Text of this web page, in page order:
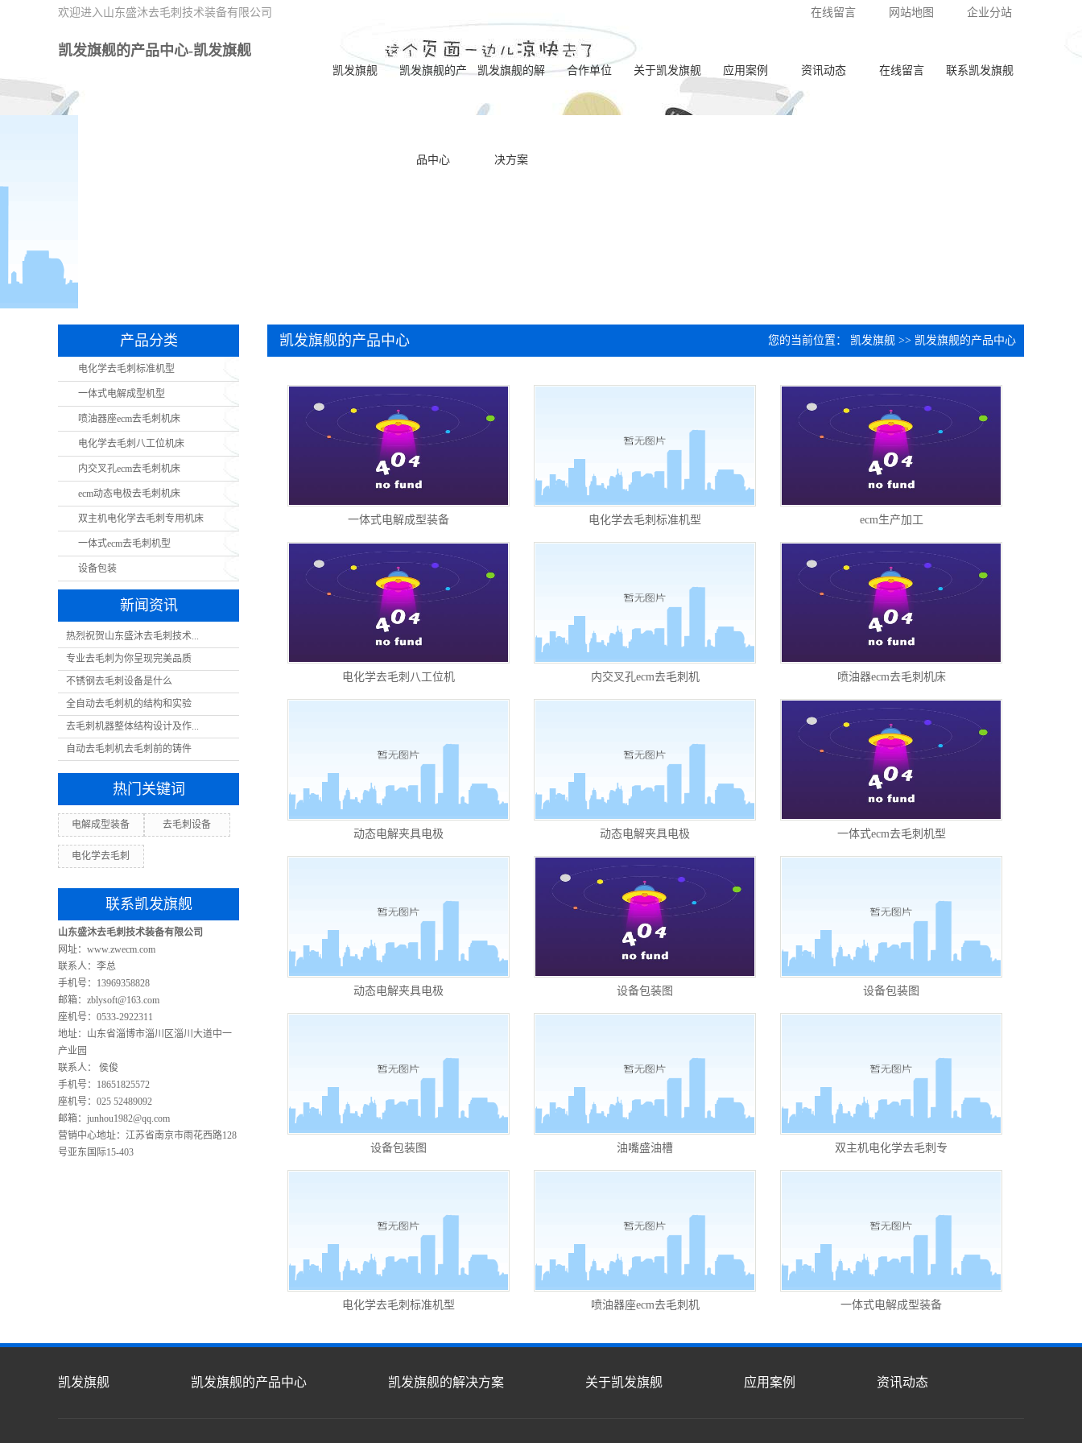
在线留言 网站地图 企业分站
欢迎进入山东盛沐去毛刺技术装备有限公司
凯发旗舰的产品中心-凯发旗舰
凯发旗舰 凯发旗舰的产
品中心
准机型
一体式电解成型
毛刺专用机床
一体式ecm去毛刺
凯发旗舰的解
决方案
合作单位 关于凯发旗舰 应用案例
针阀体圈槽加工
资讯动态 在线留言 联系凯发旗舰
产品分类
电化学去毛刺标准机型
一体式电解成型机型
喷油器座ecm去毛刺机床
电化学去毛刺八工位机床
内交叉孔ecm去毛刺机床
ecm动态电极去毛刺机床
双主机电化学去毛刺专用机床
一体式ecm去毛刺机型
设备包装
新闻资讯
热烈祝贺山东盛沐去毛刺技术...
专业去毛刺为你呈现完美品质
不锈钢去毛刺设备是什么
全自动去毛刺机的结构和实验
去毛刺机器整体结构设计及作...
自动去毛刺机去毛刺前的铸件
热门关键词
电解成型装备 去毛刺设备
电化学去毛刺
联系凯发旗舰
山东盛沐去毛刺技术装备有限公司
网址：www.zwecm.com
联系人：李总
手机号：13969358828
邮箱： zblysoft@163.com
座机号：0533-2922311
地址：山东省淄博市淄川区淄川大道中一
产业园
联系人： 侯俊
手机号：18651825572
座机号：025 52489092
邮箱： junhou1982@qq.com
营销中心地址：江苏省南京市雨花西路128
号亚东国际15-403
凯发旗舰的产品中心 您的当前位置： 凯发旗舰 >> 凯发旗舰的产品中心
一体式电解成型装备 电化学去毛刺标准机型 ecm生产加工
电化学去毛刺八工位机 内交叉孔ecm去毛刺机 喷油器ecm去毛刺机床
动态电解夹具电极 动态电解夹具电极 一体式ecm去毛刺机型
动态电解夹具电极 设备包装图 设备包装图
设备包装图 油嘴盛油槽 双主机电化学去毛刺专
电化学去毛刺标准机型 喷油器座ecm去毛刺机 一体式电解成型装备
凯发旗舰 凯发旗舰的产品中心 凯发旗舰的解决方案 关于凯发旗舰 应用案例 资讯动态